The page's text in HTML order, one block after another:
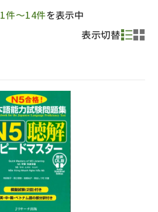
教師用参考書
1件～14件を表示中
表示切替